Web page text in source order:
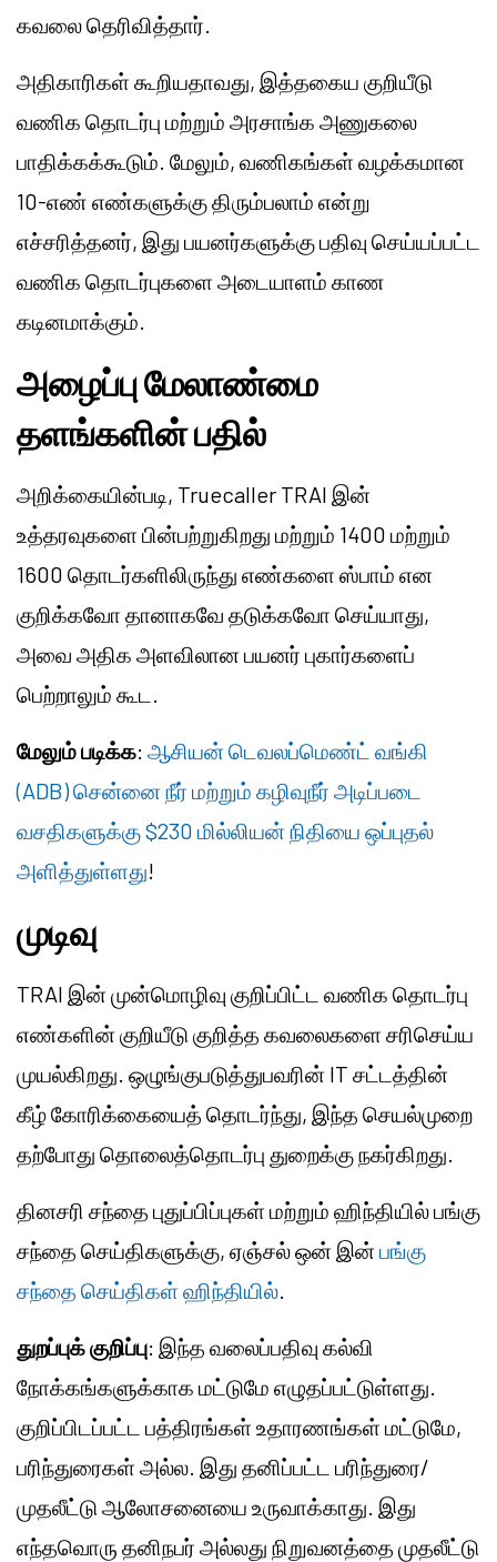
கவலை தெரிவித்தார்.
அதிகாரிகள் கூறியதாவது, இத்தகைய குறியீடு
வணிக தொடர்பு மற்றும் அரசாங்க அணுகலை
பாதிக்கக்கூடும். மேலும், வணிகங்கள் வழக்கமான
10-எண் எண்களுக்கு திரும்பலாம் என்று
எச்சரித்தனர், இது பயனர்களுக்கு பதிவு செய்யப்பட்ட
வணிக தொடர்புகளை அடையாளம் காண
கடினமாக்கும்.
அழைப்பு மேலாண்மை
தளங்களின் பதில்
அறிக்கையின்படி, Truecaller TRAI இன்
உத்தரவுகளை பின்பற்றுகிறது மற்றும் 1400 மற்றும்
1600 தொடர்களிலிருந்து எண்களை ஸ்பாம் என
குறிக்கவோ தானாகவே தடுக்கவோ செய்யாது,
அவை அதிக அளவிலான பயனர் புகார்களைப்
பெற்றாலும் கூட.
மேலும் படிக்க: ஆசியன் டெவலப்மெண்ட் வங்கி
(ADB) சென்னை நீர் மற்றும் கழிவுநீர் அடிப்படை
வசதிகளுக்கு $230 மில்லியன் நிதியை ஒப்புதல்
அளித்துள்ளது!
முடிவு
TRAI இன் முன்மொழிவு குறிப்பிட்ட வணிக தொடர்பு
எண்களின் குறியீடு குறித்த கவலைகளை சரிசெய்ய
முயல்கிறது. ஒழுங்குபடுத்துபவரின் IT சட்டத்தின்
கீழ் கோரிக்கையைத் தொடர்ந்து, இந்த செயல்முறை
தற்போது தொலைத்தொடர்பு துறைக்கு நகர்கிறது.
தினசரி சந்தை புதுப்பிப்புகள் மற்றும் ஹிந்தியில் பங்கு
சந்தை செய்திகளுக்கு, ஏஞ்சல் ஒன் இன்பங்கு
சந்தை செய்திகள் ஹிந்தியில்.
துறப்புக் குறிப்பு: இந்த வலைப்பதிவு கல்வி
நோக்கங்களுக்காக மட்டுமே எழுதப்பட்டுள்ளது.
குறிப்பிடப்பட்ட பத்திரங்கள் உதாரணங்கள் மட்டுமே,
பரிந்துரைகள் அல்ல. இது தனிப்பட்ட பரிந்துரை/
முதலீட்டு ஆலோசனையை உருவாக்காது. இது
எந்தவொரு தனிநபர் அல்லது நிறுவனத்தை முதலீட்டு